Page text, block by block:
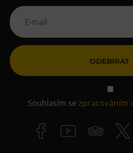
ODEBÍRAT
Souhlasím sezpracováním